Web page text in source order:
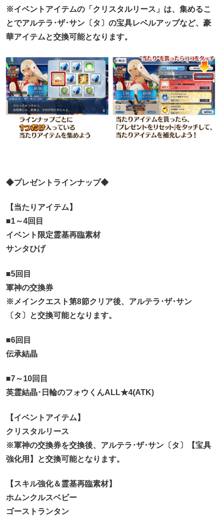
※イベントアイテムの「クリスタルリース」は、集めるこ
とでアルテラ･ザ･サン〔タ〕の宝具レベルアップなど、豪
華アイテムと交換可能となります。
◆プレゼントラインナップ◆
【当たりアイテム】
■1～4回目
イベント限定霊基再臨素材
サンタひげ
■5回目
軍神の交換券
※メインクエスト第8節クリア後、アルテラ･ザ･サン
〔タ〕と交換可能となります。
■6回目
伝承結晶
■7～10回目
英霊結晶･日輪のフォウくんALL★4(ATK)
【イベントアイテム】
クリスタルリース
※軍神の交換券を交換後、アルテラ･ザ･サン〔タ〕【宝具
強化用】と交換可能となります。
【スキル強化＆霊基再臨素材】
ホムンクルスベビー
ゴーストランタン